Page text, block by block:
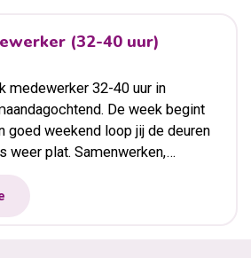
(32-40 uur)
medewerker 32-40 uur in
De week begint
goed weekend loop jij de deuren
weer plat. Samenwerken,…